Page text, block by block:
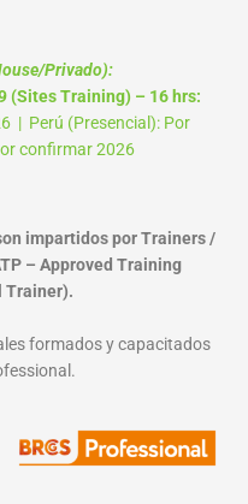
Privado):
(Sites Training) – 16 hrs:
| Perú (Presencial): Por
confirmar 2026
impartidos por Trainers /
– Approved Training
Trainer).
formados y capacitados